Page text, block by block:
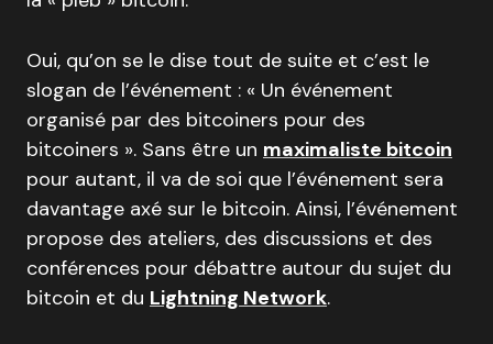
Oui, qu’on se le dise tout de suite et c’est le
slogan de l’événement : « Un événement
organisé par des bitcoiners pour des
bitcoiners ». Sans être un maximaliste bitcoin
pour autant, il va de soi que l’événement sera
davantage axé sur le bitcoin. Ainsi, l’événement
propose des ateliers, des discussions et des
conférences pour débattre autour du sujet du
bitcoin et du Lightning Network.